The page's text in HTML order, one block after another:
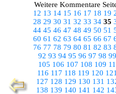
Weitere Kommentare
12 13 14 15 16 17 18 19
28 29 30 31 32 33 34 35
44 45 46 47 48 49 50 51
60 61 62 63 64 65 66 67
76 77 78 79 80 81 82 83
92 93 94 95 96 97 98 99
105 106 107 108 109
116 117 118 119 120 121
127 128 129 130 131
138 139 140 141 142